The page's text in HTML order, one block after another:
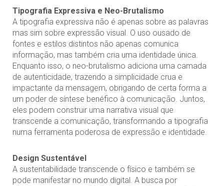
Tipografia Expressiva e Neo-Brutalismo
A tipografia expressiva não é apenas sobre as palavras
mas sim sobre expressão visual. O uso ousado de
fontes e estilos distintos não apenas comunica
informação, mas também cria uma identidade única.
Enquanto isso, o neo-brutalismo adiciona uma camada
de autenticidade, trazendo a simplicidade crua e
impactante da mensagem, obrigando de certa forma a
um poder de síntese benéfico à comunicação. Juntos,
eles podem construir uma narrativa visual que
transcende a comunicação, transformando a tipografia
numa ferramenta poderosa de expressão e identidade.
Design Sustentável
A sustentabilidade transcende o físico e também se
pode manifestar no mundo digital. A busca por